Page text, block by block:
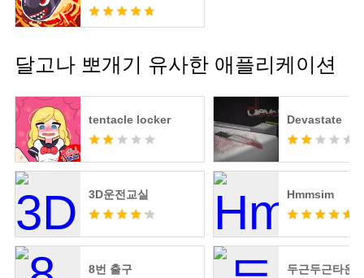
달고나 뽀개기 유사한 애플리케이션
tentacle locker Devastate
3D운전교실 Hmmsim
8번 출구 두근두근타운